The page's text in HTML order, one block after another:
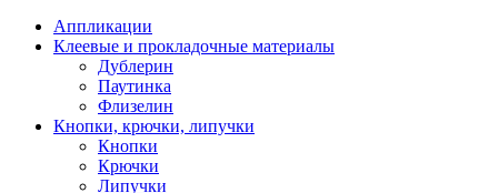
Аппликации
Клеевые и прокладочные материалы
Дублерин
Паутинка
Флизелин
Кнопки, крючки, липучки
Кнопки
Крючки
Липучки